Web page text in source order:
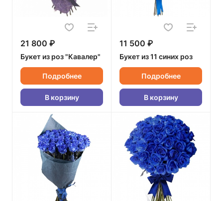
21 800 ₽
Букет из роз "Кавалер"
Подробнее
В корзину
11 500 ₽
Букет из 11 синих роз
Подробнее
В корзину